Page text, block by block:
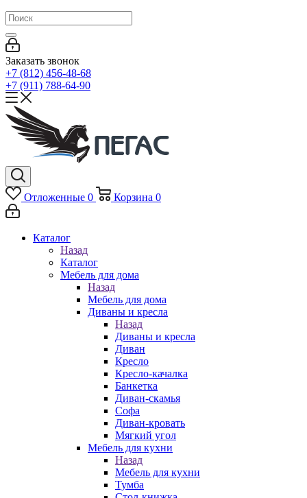
Заказать звонок
+7 (812) 456-48-68
+7 (911) 788-64-90
Отложенные 0 Корзина 0
Каталог
Назад
Каталог
Мебель для дома
Назад
Мебель для дома
Диваны и кресла
Назад
Диваны и кресла
Диван
Кресло
Кресло-качалка
Банкетка
Диван-скамья
Софа
Диван-кровать
Мягкий угол
Мебель для кухни
Назад
Мебель для кухни
Тумба